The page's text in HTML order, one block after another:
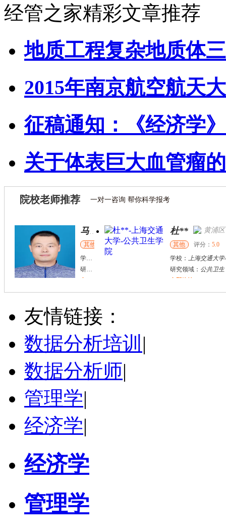
经管之家精彩文章推荐
地质工程复杂地质体
2015年南京航空航天大
征稿通知：《经济学
关于体表巨大血管瘤
院校老师推荐 一对一咨询 帮你科学报考
杜** 黄浦区
其他 评分：5.0
学校：
上海交通大学
公共卫生学院
研究领域：
立即咨询
万志宏 天津市
硕导
学校：南开大学
立即咨询
友情链接：
数据分析培训 |
数据分析师|
管理学|
经济学|
经济学
管理学